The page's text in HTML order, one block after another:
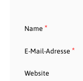
Name *
E-Mail-Adresse *
Website